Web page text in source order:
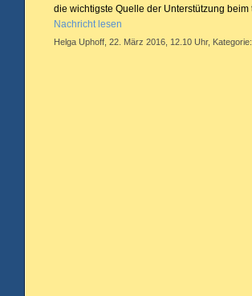
die wichtigste Quelle der Unterstützung
Nachricht lesen
Helga Uphoff, 22. März 2016, 12.10 Uhr, Kategorie: